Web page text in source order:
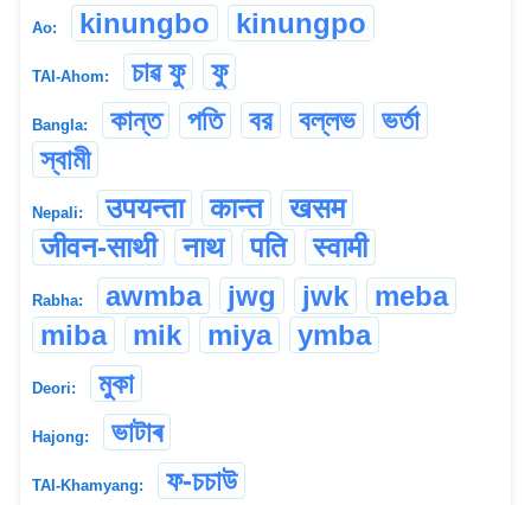
Ao: kinungbo kinungpo
TAI-Ahom: চাৱ ফু ফু
Bangla: কান্ত পতি বর বল্লভ
ভর্তা
স্বামী
Nepali: उपयन्ता कान्त
खसम
जीवन-साथी
नाथ पति स्वामी
Rabha: awmba jwg jwk
meba
miba
mik miya ymba
Deori: মুকা
Hajong: ভাটাৰ
TAI-Khamyang: ফ-চচাউ